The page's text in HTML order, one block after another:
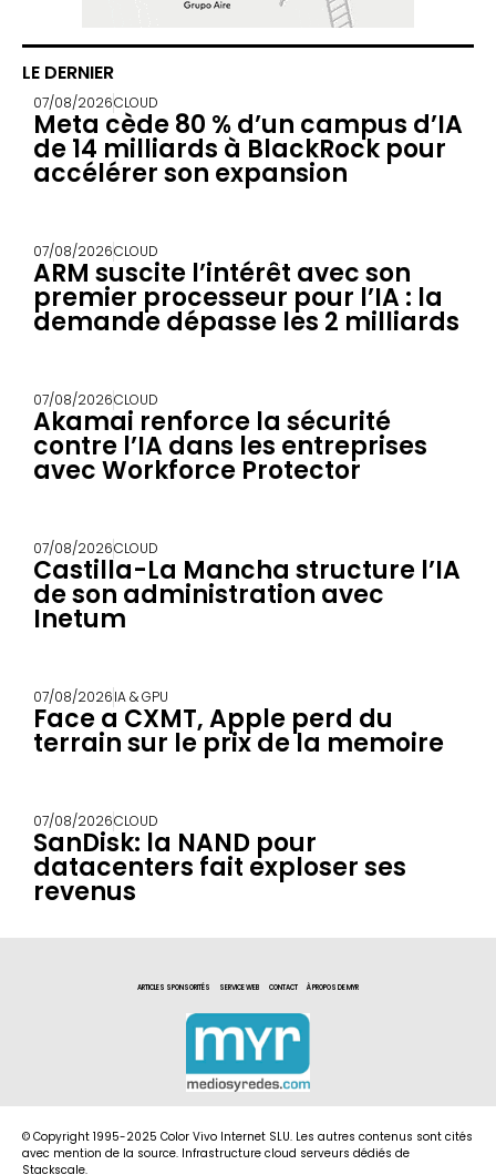
LE DERNIER
07/08/2026CLOUD
Meta cède 80 % d’un campus d’IA
de 14 milliards à BlackRock pour
accélérer son expansion
07/08/2026CLOUD
ARM suscite l’intérêt avec son
premier processeur pour l’IA : la
demande dépasse les 2 milliards
07/08/2026CLOUD
Akamai renforce la sécurité
contre l’IA dans les entreprises
avec Workforce Protector
07/08/2026CLOUD
Castilla-La Mancha structure l’IA
de son administration avec
Inetum
07/08/2026IA & GPU
Face a CXMT, Apple perd du
terrain sur le prix de la memoire
07/08/2026CLOUD
SanDisk: la NAND pour
datacenters fait exploser ses
revenus
ARTICLES SPONSORITÉS SERVICE WEB CONTACT À PROPOS DE MYR
© Copyright 1995-2025 Color Vivo Internet SLU. Les autres contenus sont cités
avec mention de la source. Infrastructure cloud serveurs dédiés de
Stackscale.